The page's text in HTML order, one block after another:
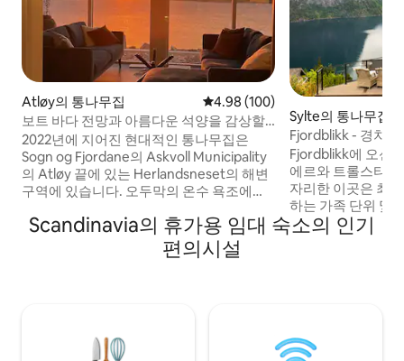
Atløy의 통나무집 평점 4.98점(5점 만점), 후기 100
4.98 (100)
보트 바다 전망과 아름다운 석양을 감상할
수 있는 현대적인 샬레
2022년에 지어진 현대적인 통나무집은
Sogn og Fjordane의 Askvoll Municipality
의 Atløy 끝에 있는 Herlandsneset의 해변
구역에 있습니다. 오두막의 온수 욕조에서
며 햇살이 잘 들어옵니다. 오두막에서 북서
쪽의 킨 섬을 향해 멋진 전망을 감상할 수 있
으며, 해안을 따라 항해 마크로 독특하고 널
두막의 모터보트를 타고 Værlandet과
Sylte의 통나무집
Fjordblikk - 경치
피오르드 지역의
Fjordblikk에 오신
에르와 트롤스티
자리한 이곳은 최
하는 가족 단위 및
곳으로, 피오르드
한 숙소입니다. 이
께 식사하기에 이
Scandinavia의 휴가용 임대 숙소의 인기
편의시설